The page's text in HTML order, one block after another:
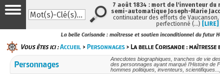
La belle Corisande : maîtresse et soutien inconditionnel du futur
Vous êtes ici :Accueil >Personnages > La belle Corisande : maîtresse
Personnages
Anecdotes biographiques, tranches de vie
des personnages ayant marqué l’Histoire de
hommes politiques, inventeurs,
7 août 1834 : mort de l'inventeur du
semi-automatique Joseph-Marie
continuateur des efforts de Vaucanson,
perfectionné (…) [LIRE]